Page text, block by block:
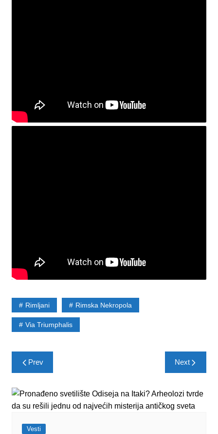
Rimljani Rimska Nekropola
Via Triumphalis
Post
navigation
Prev Next
Vesti